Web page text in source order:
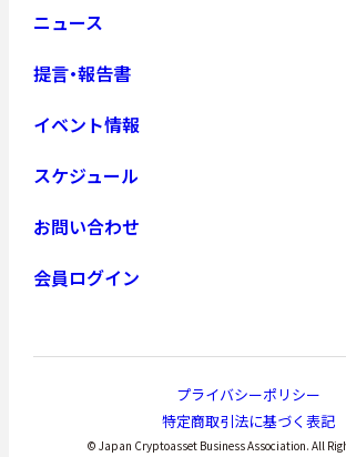
ニュース
提言・報告書
イベント情報
スケジュール
お問い合わせ
会員ログイン
プライバシーポリシー
特定商取引法に基づく表記
© Japan Cryptoasset Business Association. All